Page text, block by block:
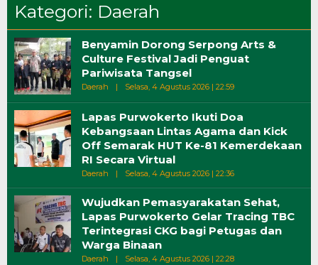
Kategori: Daerah
Benyamin Dorong Serpong Arts &
Culture Festival Jadi Penguat
Pariwisata Tangsel
Daerah | Selasa, 4 Agustus 2026 | 22:59Oleh
Lapas Purwokerto Ikuti Doa
Kebangsaan Lintas Agama dan Kick
Off Semarak HUT Ke-81 Kemerdekaan
RI Secara Virtual
Daerah | Selasa, 4 Agustus 2026 | 22:36Oleh
Wujudkan Pemasyarakatan Sehat,
Lapas Purwokerto Gelar Tracing TBC
Terintegrasi CKG bagi Petugas dan
Warga Binaan
Daerah | Selasa, 4 Agustus 2026 | 22:28Oleh